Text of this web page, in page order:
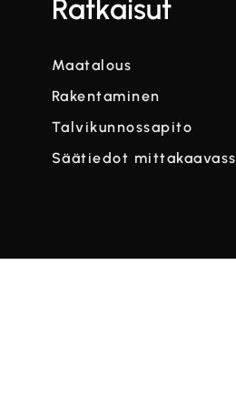
Ratkaisut
Maatalous
Rakentaminen
Talvikunnossapito
Säätiedot